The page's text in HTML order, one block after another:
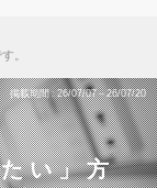
。
掲載期間 26/07/07～26/07/20
い」方